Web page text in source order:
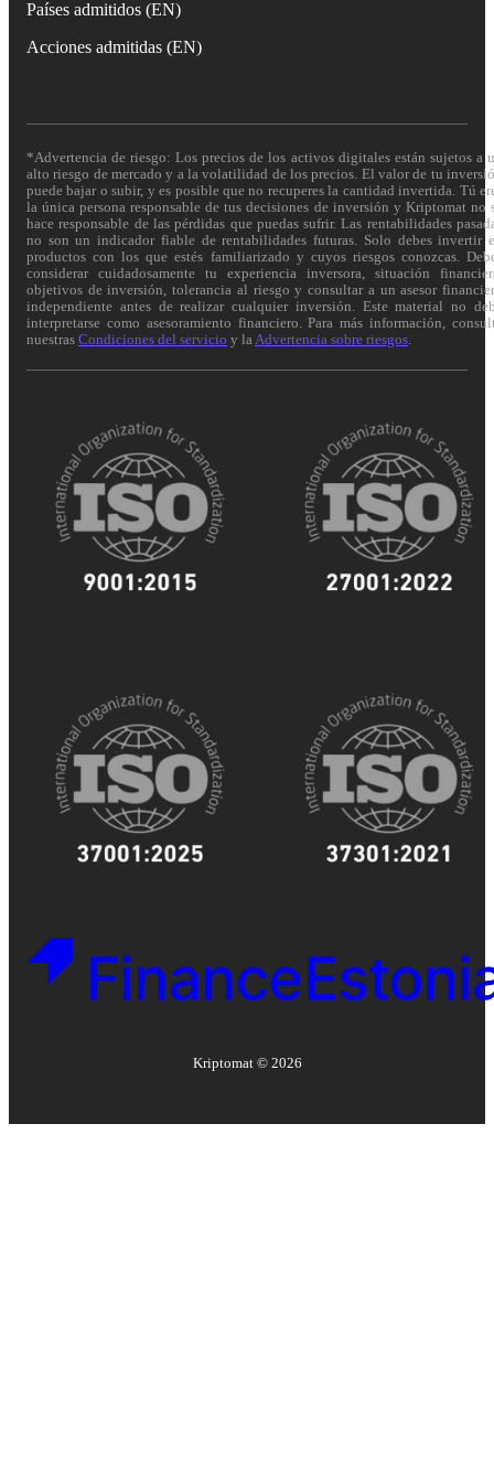
Países admitidos (EN)
Acciones admitidas (EN)
*Advertencia de riesgo: Los precios de los activos digitales están sujetos a
alto riesgo de mercado y a la volatilidad de los precios. El valor de tu
puede bajar o subir, y es posible que no recuperes la cantidad invertida. Tú
la única persona responsable de tus decisiones de inversión y Kriptomat no
hace responsable de las pérdidas que puedas sufrir. Las rentabilidades
no son un indicador fiable de rentabilidades futuras. Solo debes invertir
productos con los que estés familiarizado y cuyos riesgos conozcas.
considerar cuidadosamente tu experiencia inversora, situación
objetivos de inversión, tolerancia al riesgo y consultar a un asesor
independiente antes de realizar cualquier inversión. Este material no
interpretarse como asesoramiento financiero. Para más información,
nuestras Condiciones del servicio y la Advertencia sobre riesgos
Kriptomat © 2026